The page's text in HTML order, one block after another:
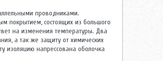
проводниками.
покрытием, состоящих из большого
на изменения температуры. Два
а так же защиту от химических
изоляцию напрессована оболочка